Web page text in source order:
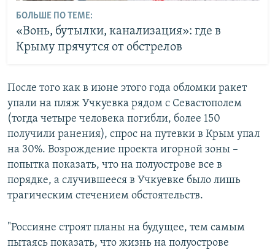
БОЛЬШЕ ПО ТЕМЕ:
«Вонь, бутылки, канализация»: где в
Крыму прячутся от обстрелов
После того как в июне этого года обломки ракет
упали на пляж Учкуевка рядом с Севастополем
(тогда четыре человека погибли, более 150
получили ранения), спрос на путевки в Крым упал
на 30%. Возрождение проекта игорной зоны –
попытка показать, что на полуострове все в
порядке, а случившееся в Учкуевке было лишь
трагическим стечением обстоятельств.
"Россияне строят планы на будущее, тем самым
пытаясь показать, что жизнь на полуострове